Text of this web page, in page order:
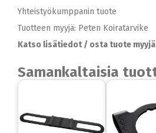
Yhteistyökumppanin tuote
Tuotteen myyjä: Peten Koiratarvike
Katso lisätiedot / osta tuote
Samankaltaisia